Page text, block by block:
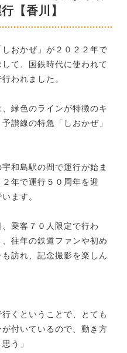
【香川】
しおかぜ」が２０２２年で
て、国鉄時代に使われて
われました。
緑色のラインが特徴のキ
讃線の特急「しおかぜ」
和島駅の間で運行が始ま
年で運行５０周年を迎
ます。
乗客７０人限定で行わ
往年の鉄道ファンや初め
訪れ、記念撮影を楽しん
くということで、とても
付いているので、動き方
う」